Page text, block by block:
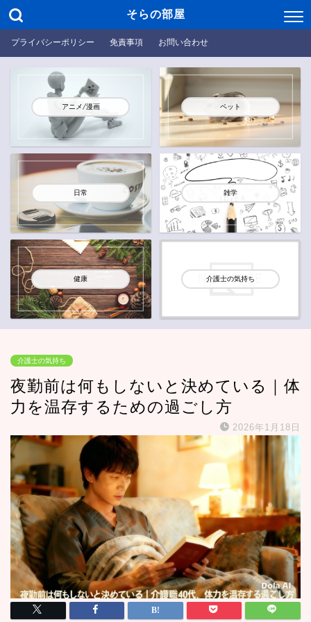
そらの部屋
プライバシーポリシー 免責事項 お問い合わせ
アニメ/漫画 ペット
日常 雑学
健康 介護士の気持ち
介護士の気持ち
夜勤前は何もしないと決めている｜体
力を温存するための過ごし方
2026年1月18日